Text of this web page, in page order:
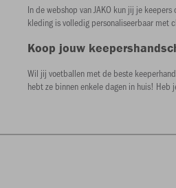
In de webshop van JAKO kun jij je
kleding is volledig personaliseerbaar met
Koop jouw
Wil jij voetballen met de beste
hebt ze binnen enkele dagen in huis!